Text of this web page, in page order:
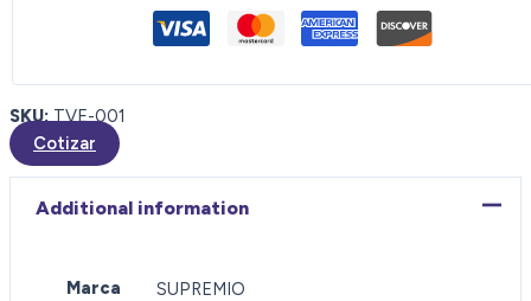
SKU: TVE-001
Cotizar
Additional information
Marca SUPREMIO